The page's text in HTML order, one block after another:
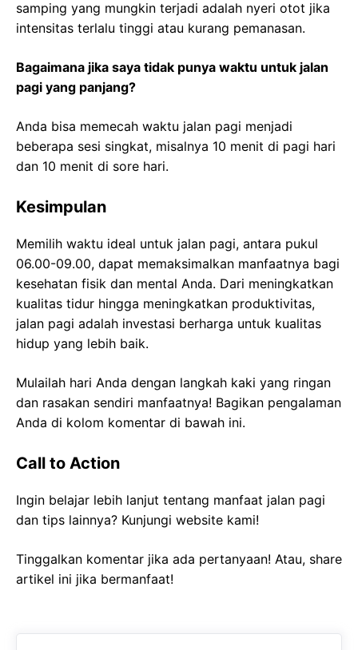
samping yang mungkin terjadi adalah nyeri otot jika
intensitas terlalu tinggi atau kurang pemanasan.
Bagaimana jika saya tidak punya waktu untuk jalan
pagi yang panjang?
Anda bisa memecah waktu jalan pagi menjadi
beberapa sesi singkat, misalnya 10 menit di pagi hari
dan 10 menit di sore hari.
Kesimpulan
Memilih waktu ideal untuk jalan pagi, antara pukul
06.00-09.00, dapat memaksimalkan manfaatnya bagi
kesehatan fisik dan mental Anda. Dari meningkatkan
kualitas tidur hingga meningkatkan produktivitas,
jalan pagi adalah investasi berharga untuk kualitas
hidup yang lebih baik.
Mulailah hari Anda dengan langkah kaki yang ringan
dan rasakan sendiri manfaatnya! Bagikan pengalaman
Anda di kolom komentar di bawah ini.
Call to Action
Ingin belajar lebih lanjut tentang manfaat jalan pagi
dan tips lainnya? Kunjungi website kami!
Tinggalkan komentar jika ada pertanyaan! Atau, share
artikel ini jika bermanfaat!